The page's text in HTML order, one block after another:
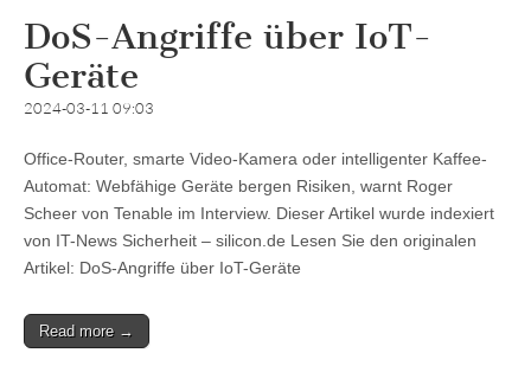
DoS-Angriffe über IoT-
Geräte
2024-03-11 09:03
Office-Router, smarte Video-Kamera oder intelligenter Kaffee-
Automat: Webfähige Geräte bergen Risiken, warnt Roger
Scheer von Tenable im Interview. Dieser Artikel wurde indexiert
von IT-News Sicherheit – silicon.de Lesen Sie den originalen
Artikel: DoS-Angriffe über IoT-Geräte
Read more →